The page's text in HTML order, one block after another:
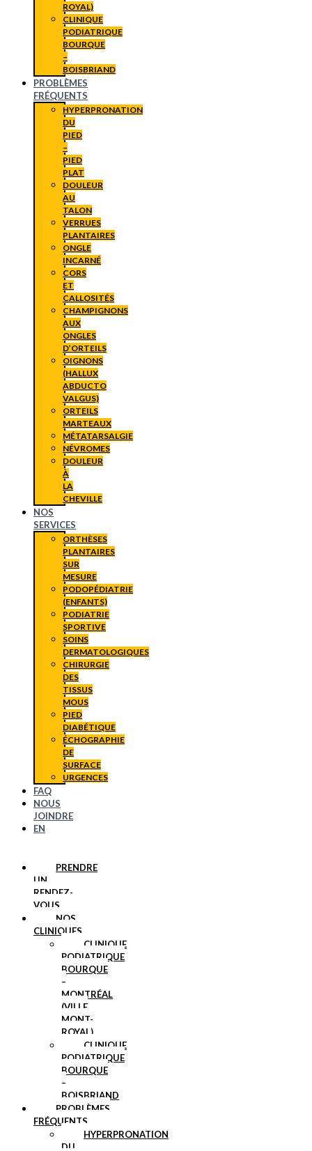
ROYAL)
CLINIQUE
PODIATRIQUE
BOURQUE
–
BOISBRIAND
PROBLÈMES
FRÉQUENTS
HYPERPRONATION
DU
PIED
–
PIED
PLAT
DOULEUR
AU
TALON
VERRUES
PLANTAIRES
ONGLE
INCARNÉ
CORS
ET
CALLOSITÉS
CHAMPIGNONS
AUX
ONGLES
D’ORTEILS
OIGNONS
(HALLUX
ABDUCTO
VALGUS)
ORTEILS
MARTEAUX
MÉTATARSALGIE
NÉVROMES
DOULEUR
À
LA
CHEVILLE
NOS
SERVICES
ORTHÈSES
PLANTAIRES
SUR
MESURE
PODOPÉDIATRIE
(ENFANTS)
PODIATRIE
SPORTIVE
SOINS
DERMATOLOGIQUES
CHIRURGIE
DES
TISSUS
MOUS
PIED
DIABÉTIQUE
ÉCHOGRAPHIE
DE
SURFACE
URGENCES
FAQ
NOUS
JOINDRE
EN
PRENDRE
UN
RENDEZ-
VOUS
NOS
CLINIQUES
CLINIQUE
PODIATRIQUE
BOURQUE
–
MONTRÉAL
(VILLE
MONT-
ROYAL)
CLINIQUE
PODIATRIQUE
BOURQUE
–
BOISBRIAND
PROBLÈMES
FRÉQUENTS
HYPERPRONATION
DU